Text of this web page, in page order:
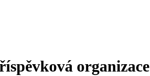
organizace